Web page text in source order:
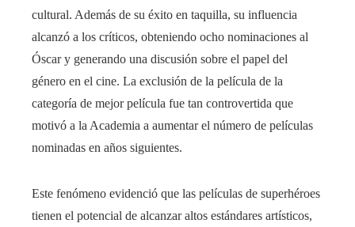
cultural. Además de su éxito en taquilla, su influencia
alcanzó a los críticos, obteniendo ocho nominaciones al
Óscar y generando una discusión sobre el papel del
género en el cine. La exclusión de la película de la
categoría de mejor película fue tan controvertida que
motivó a la Academia a aumentar el número de películas
nominadas en años siguientes.
Este fenómeno evidenció que las películas de superhéroes
tienen el potencial de alcanzar altos estándares artísticos,